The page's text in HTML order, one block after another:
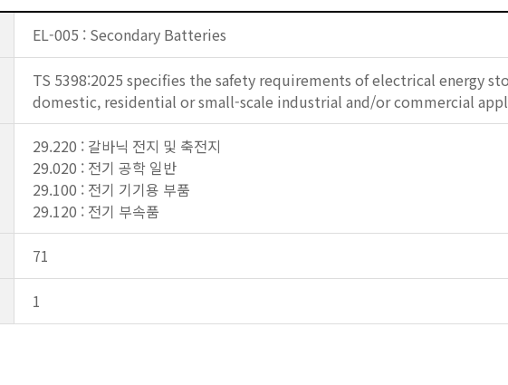
EL-005 : Secondary Batteries
TS 5398:2025 specifies the safety requirements of electrical energy
domestic, residential or small-scale industrial and/or commercial
29.220 : 갈바닉 전지 및 축전지
29.020 : 전기 공학 일반
29.100 : 전기 기기용 부품
29.120 : 전기 부속품
71
1